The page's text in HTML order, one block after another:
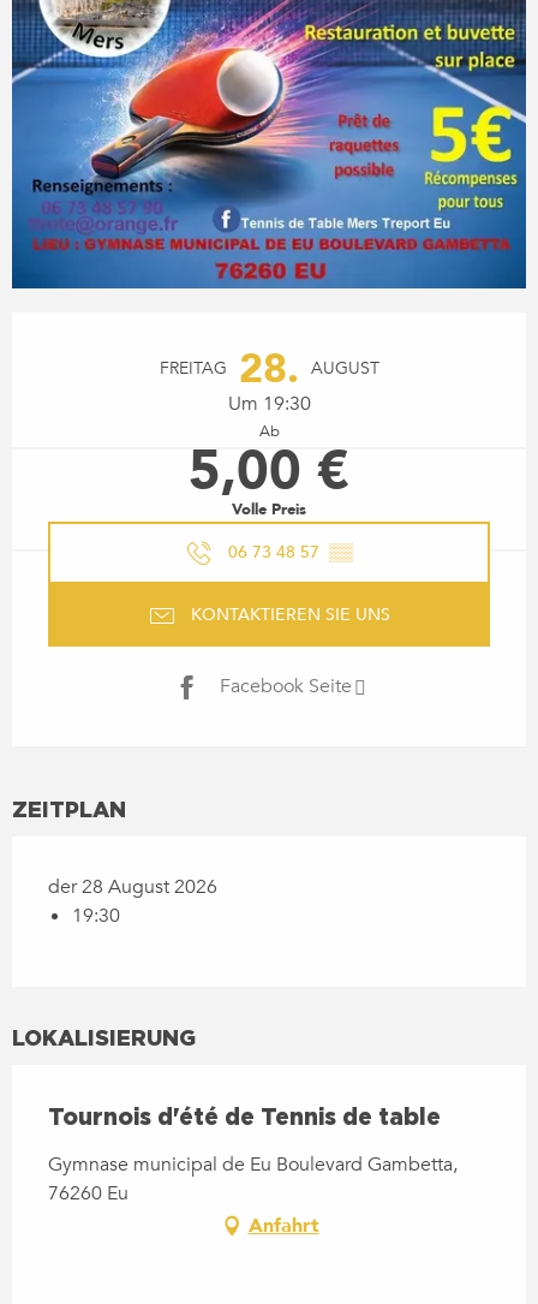
FREITAG 28. AUGUST
Um 19:30
Ab
5,00 €
Volle Preis
06 73 48 57 ▒▒
KONTAKTIEREN SIE UNS
Facebook Seite
ZEITPLAN
der 28 August 2026
19:30
LOKALISIERUNG
Tournois d'été de Tennis de table
Gymnase municipal de Eu Boulevard Gambetta,
76260 Eu
Anfahrt